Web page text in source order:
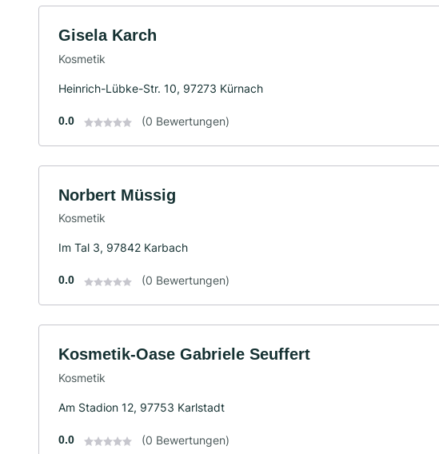
Gisela Karch
Kosmetik
Heinrich-Lübke-Str. 10, 97273 Kürnach
0.0 (0 Bewertungen)
Norbert Müssig
Kosmetik
Im Tal 3, 97842 Karbach
0.0 (0 Bewertungen)
Kosmetik-Oase Gabriele Seuffert
Kosmetik
Am Stadion 12, 97753 Karlstadt
0.0 (0 Bewertungen)